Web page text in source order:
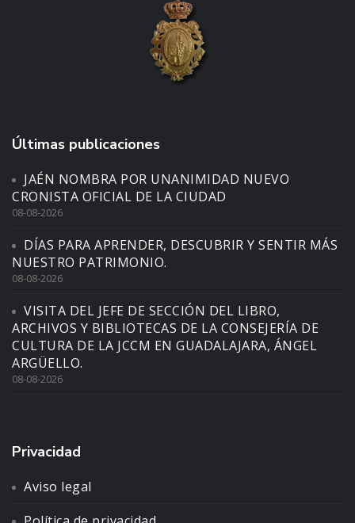
Últimas publicaciones
JAÉN NOMBRA POR UNANIMIDAD NUEVO
CRONISTA OFICIAL DE LA CIUDAD
08-08-2026
DÍAS PARA APRENDER, DESCUBRIR Y SENTIR MÁS
NUESTRO PATRIMONIO.
08-08-2026
VISITA DEL JEFE DE SECCIÓN DEL LIBRO,
ARCHIVOS Y BIBLIOTECAS DE LA CONSEJERÍA DE
CULTURA DE LA JCCM EN GUADALAJARA, ÁNGEL
ARGÜELLO.
08-08-2026
Privacidad
Aviso legal